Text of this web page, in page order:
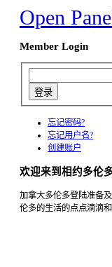
Open
Member Login
忘记密码?
忘记用户名?
创建账户
欢迎来到相约多伦
加拿大多伦多登陆准备
伦多的生活的点点滴滴和